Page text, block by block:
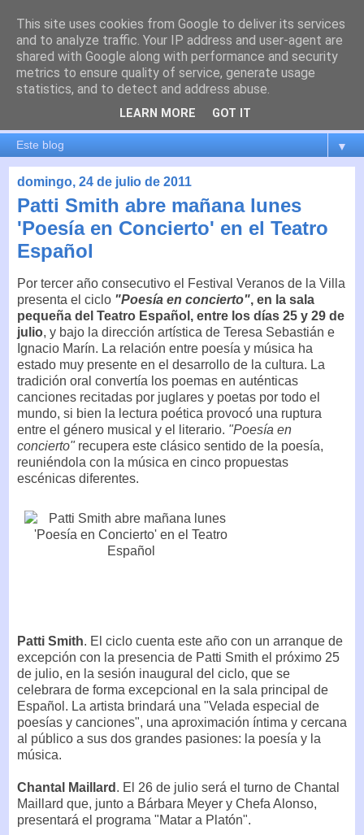
es por madrid
El blog de Madrid y su actualidad, proyectos, transporte,
movilidad, arquitectura, participación, medio ambiente,
educación, empleo, ...
▼
domingo, 24 de julio de 2011
Patti Smith abre mañana lunes
'Poesía en Concierto' en el Teatro
Español
Por tercer año consecutivo el Festival Veranos de la Villa
presenta el ciclo "Poesía en concierto", en la sala
pequeña del Teatro Español, entre los días 25 y 29 de
julio, y bajo la dirección artística de Teresa Sebastián e
Ignacio Marín. La relación entre poesía y música ha
estado muy presente en el desarrollo de la cultura. La
tradición oral convertía los poemas en auténticas
canciones recitadas por juglares y poetas por todo el
mundo, si bien la lectura poética provocó una ruptura
entre el género musical y el literario. "Poesía en
concierto"recupera este clásico sentido de la poesía,
reuniéndola con la música en cinco propuestas
escénicas diferentes.
Patti Smith. El ciclo cuenta este año con un arranque de
excepción con la presencia de Patti Smith el próximo 25
de julio, en la sesión inaugural del ciclo, que se
celebrara de forma excepcional en la sala principal de
Español. La artista brindará una "Velada especial de
poesías y canciones", una aproximación íntima y cercana
al público a sus dos grandes pasiones: la poesía y la
música.
Chantal Maillard . El 26 de julio será el turno de Chantal
Maillard que, junto a Bárbara Meyer y Chefa Alonso,
presentará el programa "Matar a Platón".
This site uses cookies from Google to deliver its services
and to analyze traffic. Your IP address and user-agent are
shared with Google along with performance and security
metrics to ensure quality of service, generate usage
statistics, and to detect and address abuse.
LEARN MORE GOT IT